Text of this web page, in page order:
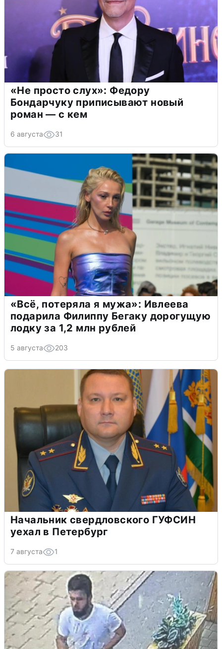
«Не просто слух»: Федору
Бондарчуку приписывают новый
роман — с кем
6 августа 31
«Всё, потеряла я мужа»: Ивлеева
подарила Филиппу Бегаку дорогущую
лодку за 1,2 млн рублей
5 августа 203
Начальник свердловского ГУФСИН
уехал в Петербург
7 августа 1